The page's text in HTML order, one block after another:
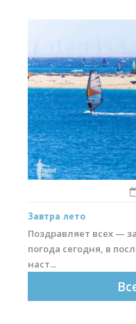
Завтра лето
Поздравляет всех —
погода сегодня, в
наст...